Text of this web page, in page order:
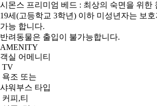
시몬스 프리미엄 베드 : 최상의 숙면을 위한
19세(고등학교 3학년) 이하 미성년자는 보호
가능 합니다.
반려동물은 출입이 불가능합니다.
AMENITY
객실 어메니티
TV
욕조 또는
샤워부스 타입
커피,티